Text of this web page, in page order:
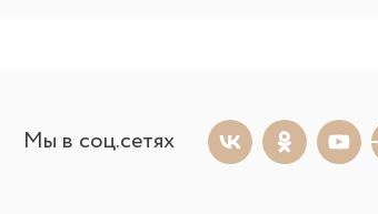
Мы в соц.сетях